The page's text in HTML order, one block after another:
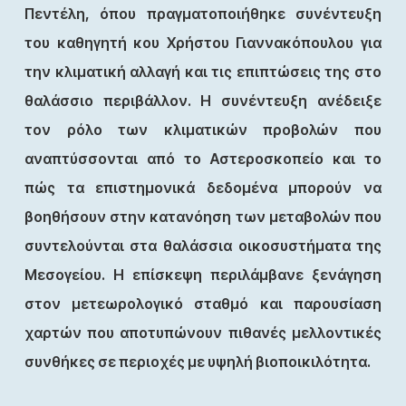
Πεντέλη, όπου πραγματοποιήθηκε συνέντευξη
του καθηγητή κου Χρήστου Γιαννακόπουλου για
την κλιματική αλλαγή και τις επιπτώσεις της στο
θαλάσσιο περιβάλλον. Η συνέντευξη ανέδειξε
τον ρόλο των κλιματικών προβολών που
αναπτύσσονται από το Αστεροσκοπείο και το
πώς τα επιστημονικά δεδομένα μπορούν να
βοηθήσουν στην κατανόηση των μεταβολών που
συντελούνται στα θαλάσσια οικοσυστήματα της
Μεσογείου. Η επίσκεψη περιλάμβανε ξενάγηση
στον μετεωρολογικό σταθμό και παρουσίαση
χαρτών που αποτυπώνουν πιθανές μελλοντικές
συνθήκες σε περιοχές με υψηλή βιοποικιλότητα.